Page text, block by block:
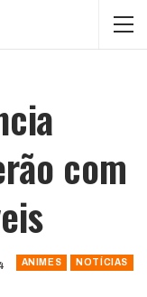
com
ANIMES NOTÍCIAS